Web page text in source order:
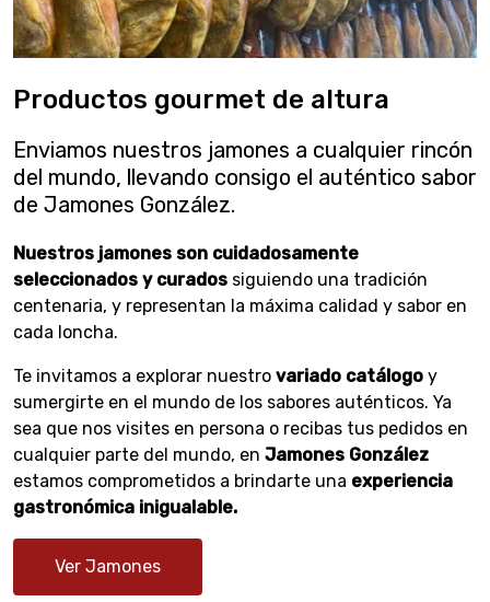
Productos gourmet de altura
Enviamos nuestros jamones a cualquier rincón
del mundo, llevando consigo el auténtico sabor
de Jamones González.
Nuestros jamones son cuidadosamente
seleccionados y curados siguiendo una tradición
centenaria, y representan la máxima calidad y sabor en
cada loncha.
Te invitamos a explorar nuestro variado catálogo y
sumergirte en el mundo de los sabores auténticos. Ya
sea que nos visites en persona o recibas tus pedidos en
cualquier parte del mundo, en Jamones González
estamos comprometidos a brindarte una experiencia
gastronómica inigualable.
Ver Jamones